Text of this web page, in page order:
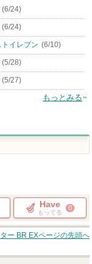
(6/24)
(6/24)
イレブン (6/10)
(5/28)
(5/27)
もっとみる
Have
もってる
0
ー BR EXページの先頭へ